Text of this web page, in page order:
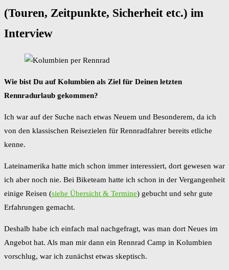
(Touren, Zeitpunkte, Sicherheit etc.) im
Interview
Wie bist Du auf Kolumbien als Ziel für Deinen letzten
Rennradurlaub gekommen?
Ich war auf der Suche nach etwas Neuem und Besonderem, da ich
von den klassischen Reisezielen für Rennradfahrer bereits etliche
kenne.
Lateinamerika hatte mich schon immer interessiert, dort gewesen war
ich aber noch nie. Bei Biketeam hatte ich schon in der Vergangenheit
einige Reisen (siehe Übersicht & Termine) gebucht und sehr gute
Erfahrungen gemacht.
Deshalb habe ich einfach mal nachgefragt, was man dort Neues im
Angebot hat. Als man mir dann ein Rennrad Camp in Kolumbien
vorschlug, war ich zunächst etwas skeptisch.